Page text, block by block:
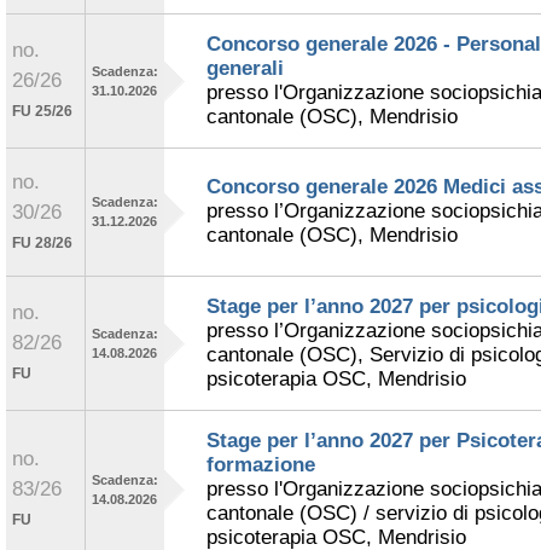
no.
26/26
FU 25/26
Scadenza:
31.10.2026
Concorso generale 2026 -
generali
presso l'Organizzazione
cantonale (OSC), Mendrisio
no.
30/26
FU 28/26
Scadenza:
31.12.2026
Concorso generale 2026 Medici
presso l’Organizzazione
cantonale (OSC), Mendrisio
no.
82/26
FU
Scadenza:
14.08.2026
Stage per l’anno 2027 per
presso l’Organizzazione
cantonale (OSC), Servizio di
psicoterapia OSC, Mendrisio
no.
83/26
FU
Scadenza:
14.08.2026
Stage per l’anno 2027 per
formazione
presso l'Organizzazione
cantonale (OSC) / servizio di
psicoterapia OSC, Mendrisio